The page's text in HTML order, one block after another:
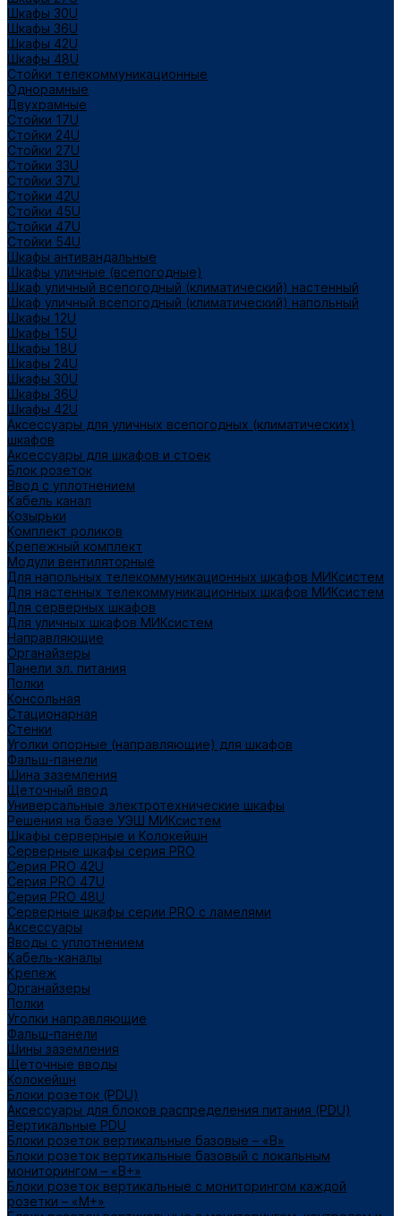
Шкафы 30U
Шкафы 36U
Шкафы 42U
Шкафы 48U
Стойки телекоммуникационные
Однорамные
Двухрамные
Стойки 17U
Стойки 24U
Стойки 27U
Стойки 33U
Стойки 37U
Стойки 42U
Стойки 45U
Стойки 47U
Стойки 54U
Шкафы антивандальные
Шкафы уличные (всепогодные)
Шкаф уличный всепогодный (климатический) настенный
Шкаф уличный всепогодный (климатический) напольный
Шкафы 12U
Шкафы 15U
Шкафы 18U
Шкафы 24U
Шкафы 30U
Шкафы 36U
Шкафы 42U
Аксессуары для уличных всепогодных (климатических)
шкафов
Аксессуары для шкафов и стоек
Блок розеток
Ввод с уплотнением
Кабель канал
Козырьки
Комплект роликов
Крепежный комплект
Модули вентиляторные
Для напольных телекоммуникационных шкафов МИКсистем
Для настенных телекоммуникационных шкафов МИКсистем
Для серверных шкафов
Для уличных шкафов МИКсистем
Направляющие
Органайзеры
Панели эл. питания
Полки
Консольная
Стационарная
Стенки
Уголки опорные (направляющие) для шкафов
Фальш-панели
Шина заземления
Щеточный ввод
Универсальные электротехнические шкафы
Решения на базе УЭШ МИКсистем
Шкафы серверные и Колокейшн
Серверные шкафы серия PRO
Серия PRO 42U
Серия PRO 47U
Серия PRO 48U
Серверные шкафы серии PRO с ламелями
Аксессуары
Вводы с уплотнением
Кабель-каналы
Крепеж
Органайзеры
Полки
Уголки направляющие
Фальш-панели
Шины заземления
Щеточные вводы
Колокейшн
Блоки розеток (PDU)
Аксессуары для блоков распределения питания (PDU)
Вертикальные PDU
Блоки розеток вертикальные базовые – «В»
Блоки розеток вертикальные базовый с локальным
мониторингом – «В+»
Блоки розеток вертикальные с мониторингом каждой
розетки – «М+»